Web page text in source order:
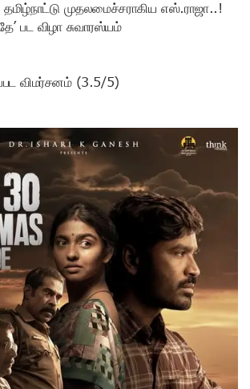
முதலமைச்சராகிய எஸ்.ராஜா..!
பட விழா சுவாரஸ்யம்
விமர்சனம் (3.5/5)